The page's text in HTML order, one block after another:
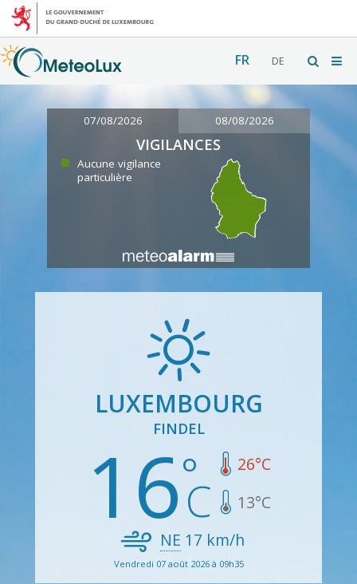
FR DE
07/08/2026 08/08/2026
VIGILANCES
Aucune vigilance
particulière
LUXEMBOURG
FINDEL
16 26°C
13°C
NE 17 km/h
Vendredi 07 août 2026 à 09h35